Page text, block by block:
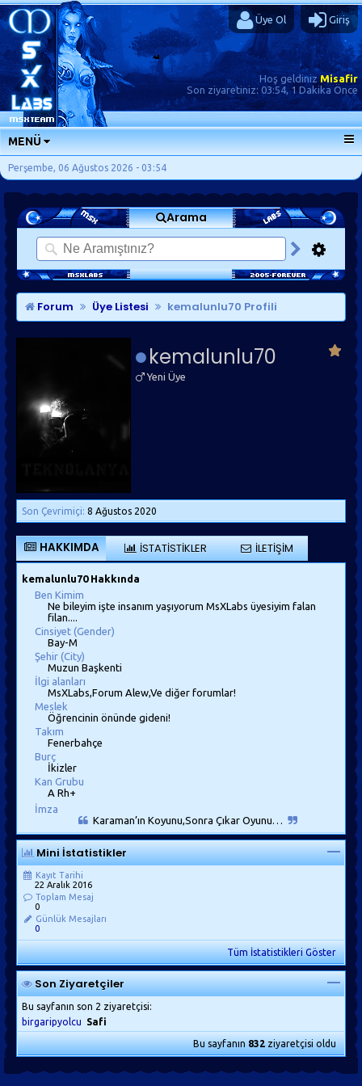
Üye Ol Giriş
Hoş geldinizMisafir
Son ziyaretiniz: 03:54, 1 Dakika Önce
MENÜ
ANA SAYFA
FORUMLAR
SORU-CEVAP
GÜNLÜKLER
SON MESAJLAR
KISAYOLLAR
Perşembe, 06 Ağustos 2026 - 03:54
Arama
Forum Üye Listesi kemalunlu70 Profili
kemalunlu70
Yeni Üye
Son Çevrimiçi: 8 Ağustos 2020
HAKKIMDA İSTATISTIKLER İLETIŞIM
kemalunlu70 Hakkında
Ben Kimim
Ne bileyim işte insanım yaşıyorum MsXLabs üyesiyim falan
filan....
Cinsiyet (Gender)
Bay-M
Şehir (City)
Muzun Başkenti
İlgi alanları
MsXLabs,Forum Alew,Ve diğer forumlar!
Meslek
Öğrencinin önünde gideni!
Takım
Fenerbahçe
Burç
İkizler
Kan Grubu
A Rh+
İmza
Karaman’ın Koyunu,Sonra Çıkar Oyunu…
Mini İstatistikler
Kayıt Tarihi
22 Aralık 2016
Toplam Mesaj
0
Günlük Mesajları
0
Tüm İstatistikleri Göster
Son Ziyaretçiler
Bu sayfanın son 2 ziyaretçisi:
birgaripyolcu
Safi
Bu sayfanın832ziyaretçisi oldu